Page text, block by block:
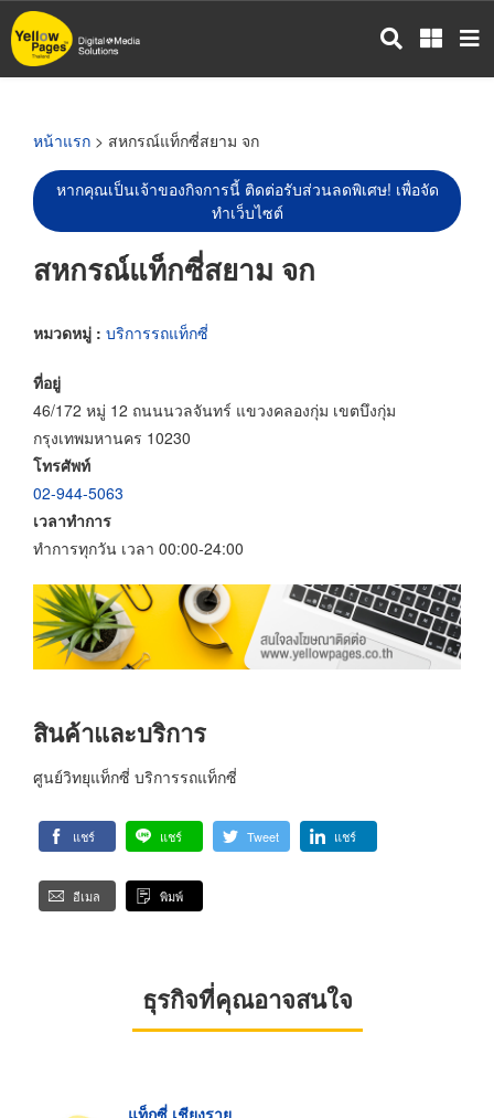
ข้าม
ไป
หน้าแรก > สหกรณ์แท็กซี่สยาม จก
หากคุณเป็นเจ้าของกิจการนี้ ติดต่อรับส่วนลดพิเศษ! เพื่อจัด
ทำเว็บไซต์
สหกรณ์แท็กซี่สยาม จก
หมวดหมู่ : บริการรถแท็กซี่
ที่อยู่
46/172 หมู่ 12 ถนนนวลจันทร์ แขวงคลองกุ่ม เขตบึงกุ่ม
กรุงเทพมหานคร 10230
โทรศัพท์
02-944-5063
เวลาทำการ
ทำการทุกวัน เวลา 00:00-24:00
สินค้าและบริการ
ศูนย์วิทยุแท็กซี่ บริการรถแท็กซี่
แชร์ แชร์ Tweet แชร์
อีเมล พิมพ์
ธุรกิจที่คุณอาจสนใจ
แท็กซี่ เชียงราย